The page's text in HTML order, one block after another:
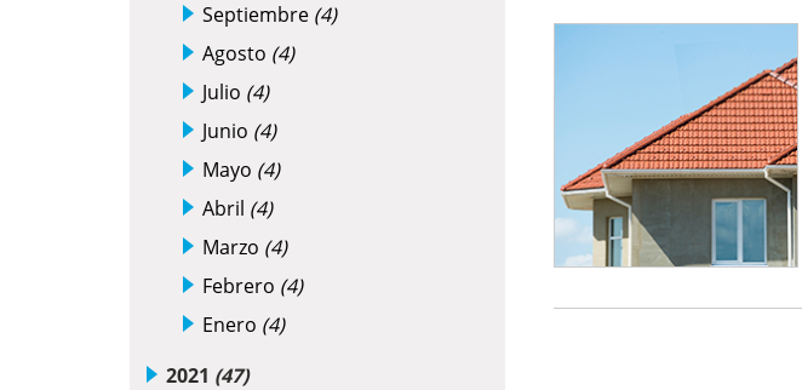
Septiembre (4)
Agosto (4)
Julio (4)
Junio (4)
Mayo (4)
Abril (4)
Marzo (4)
Febrero (4)
Enero (4)
2021 (47)